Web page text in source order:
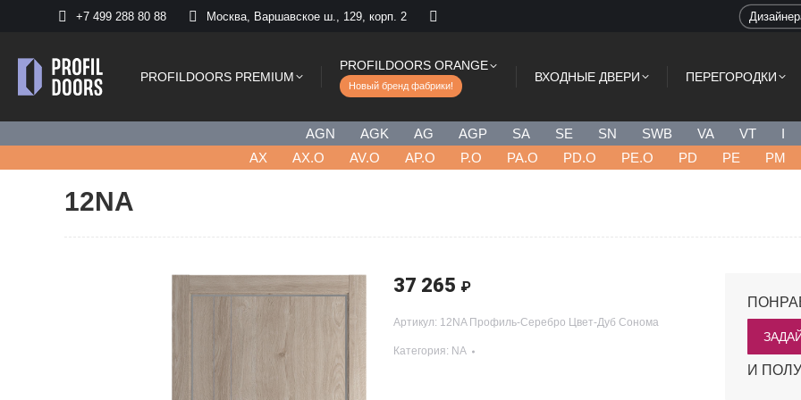
+7 499 288 80 88 Москва, Варшавское ш., 129, корп. 2
PROFILDOORS PREMIUM
PROFILDOORS ORANGE
Новый бренд фабрики!
ВХОДНЫЕ ДВЕРИ ПЕРЕГОРОДКИ
AGN AGK AG AGP SA SE SN SWB VA VT I
AХ
AX.O AV.O AP.O P.O PA.O PD.O PE.O PD PE PM
12NA
37 265 ₽
Артикул: 12NA Профиль-Серебро Цвет-Дуб Сонома
Категория: NA
И